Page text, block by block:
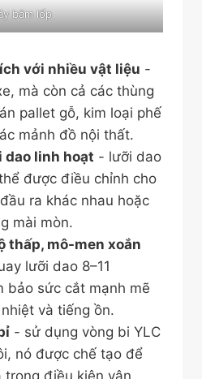
băm lốp
với nhiều vật liệu -
mà còn cả các thùng
pallet gỗ, kim loại phế
mảnh đồ nội thất.
dao linh hoạt - lưỡi dao
được điều chỉnh cho
ra khác nhau hoặc
mài mòn.
thấp, mô-men xoắn
lưỡi dao 8–11
bảo sức cắt mạnh mẽ
và tiếng ồn.
- sử dụng vòng bi YLC
nó được chế tạo để
trong điều kiện vận